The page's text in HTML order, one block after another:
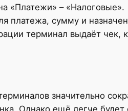
«Платежи» – «Налоговые».
платежа, сумму и
терминал выдаёт
значительно